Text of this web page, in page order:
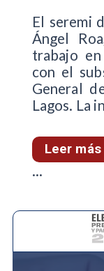
El seremi
Ángel
trabajo
con el
General
Lagos. La
Leer más
...